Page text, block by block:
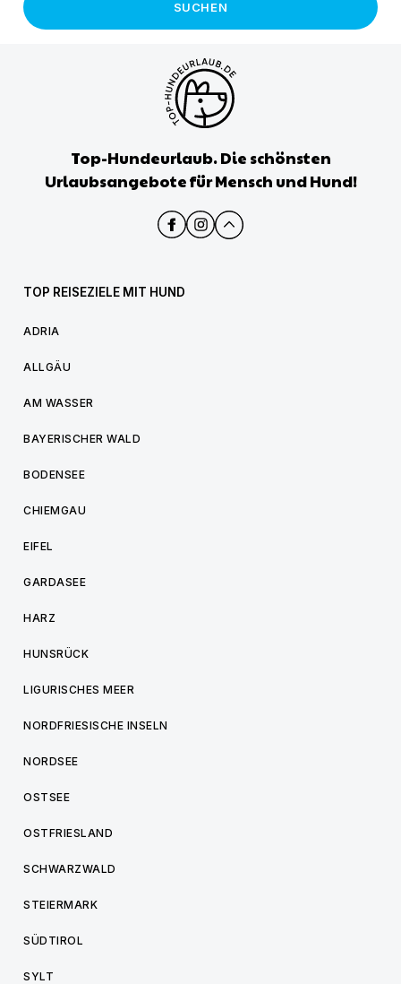
SUCHEN
Top-Hundeurlaub. Die schönsten
Urlaubsangebote für Mensch und Hund!
TOP REISEZIELE MIT HUND
ADRIA
ALLGÄU
AM WASSER
BAYERISCHER WALD
BODENSEE
CHIEMGAU
EIFEL
GARDASEE
HARZ
HUNSRÜCK
LIGURISCHES MEER
NORDFRIESISCHE INSELN
NORDSEE
OSTSEE
OSTFRIESLAND
SCHWARZWALD
STEIERMARK
SÜDTIROL
SYLT